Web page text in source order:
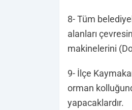
8- Tüm
alanları
makinelerini
9- İlçe
orman
yapacaklardır.